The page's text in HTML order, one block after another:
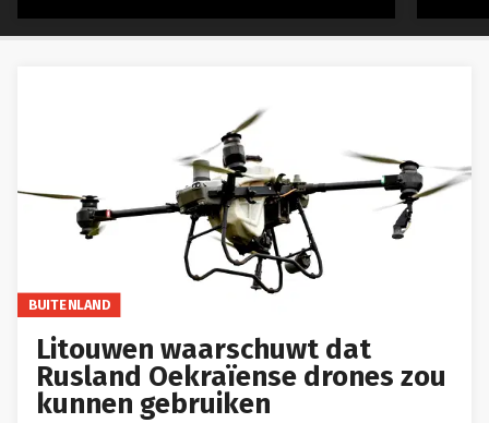
BUITENLAND
Litouwen waarschuwt dat
Rusland Oekraïense drones zou
kunnen gebruiken